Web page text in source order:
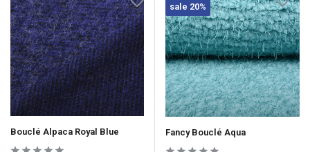
Bouclé Alpaca Royal Blue
sale 20%
Fancy Bouclé Aqua